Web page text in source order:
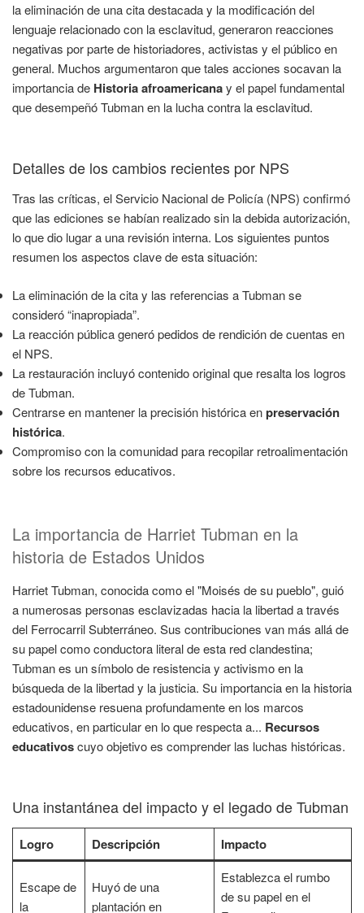
la eliminación de una cita destacada y la modificación del
lenguaje relacionado con la esclavitud, generaron reacciones
negativas por parte de historiadores, activistas y el público en
general. Muchos argumentaron que tales acciones socavan la
importancia de Historia afroamericanay el papel fundamental
que desempeñó Tubman en la lucha contra la esclavitud.
Detalles de los cambios recientes por NPS
Tras las críticas, el Servicio Nacional de Policía (NPS) confirmó
que las ediciones se habían realizado sin la debida autorización,
lo que dio lugar a una revisión interna. Los siguientes puntos
resumen los aspectos clave de esta situación:
La eliminación de la cita y las referencias a Tubman se
consideró “inapropiada”.
La reacción pública generó pedidos de rendición de cuentas en
el NPS.
La restauración incluyó contenido original que resalta los logros
de Tubman.
Centrarse en mantener la precisión histórica enpreservación
histórica.
Compromiso con la comunidad para recopilar retroalimentación
sobre los recursos educativos.
La importancia de Harriet Tubman en la
historia de Estados Unidos
Harriet Tubman, conocida como el "Moisés de su pueblo", guió
a numerosas personas esclavizadas hacia la libertad a través
del Ferrocarril Subterráneo. Sus contribuciones van más allá de
su papel como conductora literal de esta red clandestina;
Tubman es un símbolo de resistencia y activismo en la
búsqueda de la libertad y la justicia. Su importancia en la historia
estadounidense resuena profundamente en los marcos
educativos, en particular en lo que respecta a... Recursos
educativoscuyo objetivo es comprender las luchas históricas.
Una instantánea del impacto y el legado de Tubman
Logro Descripción Impacto
Escape de
la
Huyó de una
plantación en
Establezca el rumbo
de su papel en el